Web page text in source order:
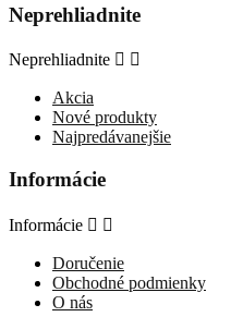
Neprehliadnite
Neprehliadnite  
Akcia
Nové produkty
Najpredávanejšie
Informácie
Informácie  
Doručenie
Obchodné podmienky
O nás